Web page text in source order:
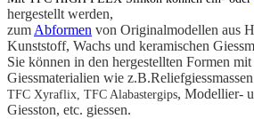
hergestellt werden,
zumAbformen von Originalmodellen aus
Kunststoff, Wachs und keramischen
Sie können in den hergestellten Formen
Giessmaterialien wie
TFC Xyraflix, TFC Alabastergips, Modellier-
Giesston, etc. giessen.